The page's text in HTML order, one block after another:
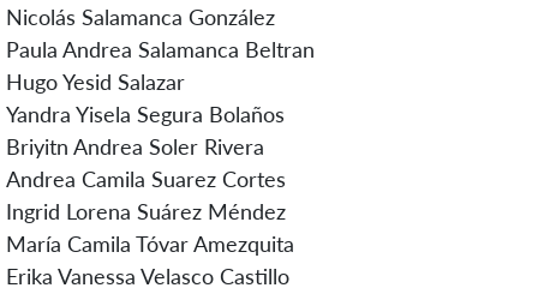
Nicolás Salamanca González
Paula Andrea Salamanca Beltran
Hugo Yesid Salazar
Yandra Yisela Segura Bolaños
Briyitn Andrea Soler Rivera
Andrea Camila Suarez Cortes
Ingrid Lorena Suárez Méndez
María Camila Tóvar Amezquita
Erika Vanessa Velasco Castillo